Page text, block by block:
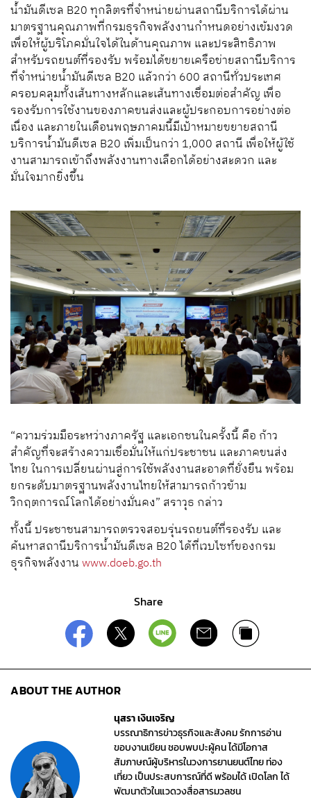
น้ำมันดีเซล B20 ทุกลิตรที่จำหน่ายผ่านสถานีบริการได้ผ่าน
มาตรฐานคุณภาพที่กรมธุรกิจพลังงานกำหนดอย่างเข้มงวด
เพื่อให้ผู้บริโภคมั่นใจได้ในด้านคุณภาพ และประสิทธิภาพ
สำหรับรถยนต์ที่รองรับ พร้อมได้ขยายเครือข่ายสถานีบริการ
ที่จำหน่ายน้ำมันดีเซล B20 แล้วกว่า 600 สถานีทั่วประเทศ
ครอบคลุมทั้งเส้นทางหลักและเส้นทางเชื่อมต่อสำคัญ เพื่อ
รองรับการใช้งานของภาคขนส่งและผู้ประกอบการอย่างต่อ
เนื่อง และภายในเดือนพฤษภาคมนี้มีเป้าหมายขยายสถานี
บริการน้ำมันดีเซล B20 เพิ่มเป็นกว่า 1,000 สถานี เพื่อให้ผู้ใช้
งานสามารถเข้าถึงพลังงานทางเลือกได้อย่างสะดวก และ
มั่นใจมากยิ่งขึ้น
“ความร่วมมือระหว่างภาครัฐ และเอกชนในครั้งนี้ คือ ก้าว
สำคัญที่จะสร้างความเชื่อมั่นให้แก่ประชาชน และภาคขนส่ง
ไทย ในการเปลี่ยนผ่านสู่การใช้พลังงานสะอาดที่ยั่งยืน พร้อม
ยกระดับมาตรฐานพลังงานไทยให้สามารถก้าวข้าม
วิกฤตการณ์โลกได้อย่างมั่นคง” สราวุธ กล่าว
ทั้งนี้ ประชาชนสามารถตรวจสอบรุ่นรถยนต์ที่รองรับ และ
ค้นหาสถานีบริการน้ำมันดีเซล B20 ได้ที่เวบไซท์ของกรม
ธุรกิจพลังงานwww.doeb.go.th
Share
ABOUT THE AUTHOR
นุสรา เงินเจริญ
บรรณาธิการข่าวธุรกิจและสังคม รักการอ่าน
ขอบงานเขียน ชอบพบปะผู้คน ได้มีโอกาส
สัมภาษณ์ผู้บริหารในวงการยานยนต์ไทย ท่อง
เที่ยว เป็นประสบการณ์ที่ดี พร้อมได้ เปิดโลก ได้
พัฒนาตัวในแวดวงสื่อสารมวลชน